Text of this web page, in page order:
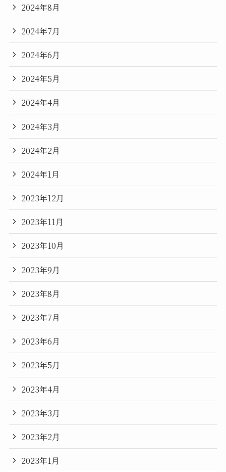
2024年8月
2024年7月
2024年6月
2024年5月
2024年4月
2024年3月
2024年2月
2024年1月
2023年12月
2023年11月
2023年10月
2023年9月
2023年8月
2023年7月
2023年6月
2023年5月
2023年4月
2023年3月
2023年2月
2023年1月